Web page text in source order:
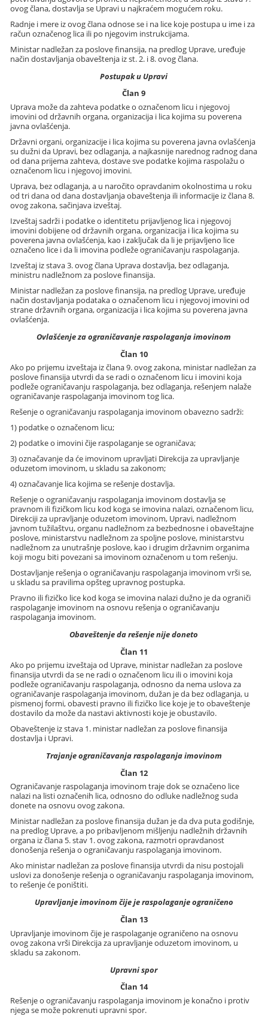
ovog člana, dostavlja se Upravi u najkraćem mogućem roku.
Radnje i mere iz ovog člana odnose se i na lice koje postupa u ime i za
račun označenog lica ili po njegovim instrukcijama.
Ministar nadležan za poslove finansija, na predlog Uprave, uređuje
način dostavljanja obaveštenja iz st. 2. i 8. ovog člana.
Postupak u Upravi
Član 9
Uprava može da zahteva podatke o označenom licu i njegovoj
imovini od državnih organa, organizacija i lica kojima su poverena
javna ovlašćenja.
Državni organi, organizacije i lica kojima su poverena javna ovlašćenja
su dužni da Upravi, bez odlaganja, a najkasnije narednog radnog dana
od dana prijema zahteva, dostave sve podatke kojima raspolažu o
označenom licu i njegovoj imovini.
Uprava, bez odlaganja, a u naročito opravdanim okolnostima u roku
od tri dana od dana dostavljanja obaveštenja ili informacije iz člana 8.
ovog zakona, sačinjava izveštaj.
Izveštaj sadrži i podatke o identitetu prijavljenog lica i njegovoj
imovini dobijene od državnih organa, organizacija i lica kojima su
poverena javna ovlašćenja, kao i zaključak da li je prijavljeno lice
označeno lice i da li imovina podleže ograničavanju raspolaganja.
Izveštaj iz stava 3. ovog člana Uprava dostavlja, bez odlaganja,
ministru nadležnom za poslove finansija.
Ministar nadležan za poslove finansija, na predlog Uprave, uređuje
način dostavljanja podataka o označenom licu i njegovoj imovini od
strane državnih organa, organizacija i lica kojima su poverena javna
ovlašćenja.
Ovlašćenje za ograničavanje raspolaganja imovinom
Član 10
Ako po prijemu izveštaja iz člana 9. ovog zakona, ministar nadležan za
poslove finansija utvrdi da se radi o označenom licu i imovini koja
podleže ograničavanju raspolaganja, bez odlaganja, rešenjem nalaže
ograničavanje raspolaganja imovinom tog lica.
Rešenje o ograničavanju raspolaganja imovinom obavezno sadrži:
1) podatke o označenom licu;
2) podatke o imovini čije raspolaganje se ograničava;
3) označavanje da će imovinom upravljati Direkcija za upravljanje
oduzetom imovinom, u skladu sa zakonom;
4) označavanje lica kojima se rešenje dostavlja.
Rešenje o ograničavanju raspolaganja imovinom dostavlja se
pravnom ili fizičkom licu kod koga se imovina nalazi, označenom licu,
Direkciji za upravljanje oduzetom imovinom, Upravi, nadležnom
javnom tužilaštvu, organu nadležnom za bezbednosne i obaveštajne
poslove, ministarstvu nadležnom za spoljne poslove, ministarstvu
nadležnom za unutrašnje poslove, kao i drugim državnim organima
koji mogu biti povezani sa imovinom označenom u tom rešenju.
Dostavljanje rešenja o ograničavanju raspolaganja imovinom vrši se,
u skladu sa pravilima opšteg upravnog postupka.
Pravno ili fizičko lice kod koga se imovina nalazi dužno je da ograniči
raspolaganje imovinom na osnovu rešenja o ograničavanju
raspolaganja imovinom.
Obaveštenje da rešenje nije doneto
Član 11
Ako po prijemu izveštaja od Uprave, ministar nadležan za poslove
finansija utvrdi da se ne radi o označenom licu ili o imovini koja
podleže ograničavanju raspolaganja, odnosno da nema uslova za
ograničavanje raspolaganja imovinom, dužan je da bez odlaganja, u
pismenoj formi, obavesti pravno ili fizičko lice koje je to obaveštenje
dostavilo da može da nastavi aktivnosti koje je obustavilo.
Obaveštenje iz stava 1. ministar nadležan za poslove finansija
dostavlja i Upravi.
Trajanje ograničavanja raspolaganja imovinom
Član 12
Ograničavanje raspolaganja imovinom traje dok se označeno lice
nalazi na listi označenih lica, odnosno do odluke nadležnog suda
donete na osnovu ovog zakona.
Ministar nadležan za poslove finansija dužan je da dva puta godišnje,
na predlog Uprave, a po pribavljenom mišljenju nadležnih državnih
organa iz člana 5. stav 1. ovog zakona, razmotri opravdanost
donošenja rešenja o ograničavanju raspolaganja imovinom.
Ako ministar nadležan za poslove finansija utvrdi da nisu postojali
uslovi za donošenje rešenja o ograničavanju raspolaganja imovinom,
to rešenje će poništiti.
Upravljanje imovinom čije je raspolaganje ograničeno
Član 13
Upravljanje imovinom čije je raspolaganje ograničeno na osnovu
ovog zakona vrši Direkcija za upravljanje oduzetom imovinom, u
skladu sa zakonom.
Upravni spor
Član 14
Rešenje o ograničavanju raspolaganja imovinom je konačno i protiv
njega se može pokrenuti upravni spor.